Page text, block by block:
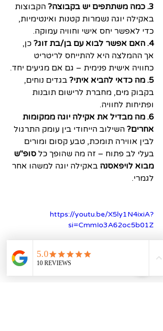
3. כמה משתתפים יש בקבוצה?
הקבוצות
באקילה יוגה נשמרות קטנות ואינטימיות,
כדי לאפשר יחס אישי וחוויה עמוקה.
4. האם אפשר לבוא עם בן/בת זוג?
כן,
אך ההמלצה היא להתייחס לריטריט
כחוויה אישית פנימית – גם אם מגיעים יחד.
5. מה כדאי להביא איתי?
בגדים נוחים,
בקבוק מים, מחברת לרישום תובנות
ופתיחות לחוויה.
6. מה מבדיל את אקילה יוגה ממקומות
אחרים? השילוב הייחודי בין עומק התרגול
לבין אווירה תומכת, טבע קסום ומורים
בעלי לב פתוח – זה מה שהופך כל סופ"ש
מבוא לויפאסנה באקילה יוגה למשהו אחר
לגמרי.
https://youtu.be/X5ly1N4ixiA?
si=CmmIo3A62oc5b01Z